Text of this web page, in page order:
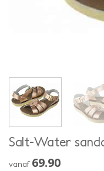
Salt-Water
vanaf 69.90